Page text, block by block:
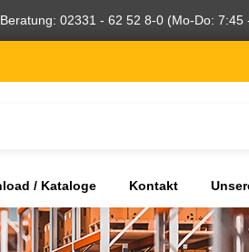
02331 - 62 52 8-0 (Mo-Do:
/ Kataloge Kontakt